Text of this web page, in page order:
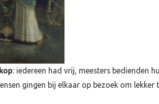
: iedereen had vrij, meesters bedienden
gingen bij elkaar op bezoek om lekker